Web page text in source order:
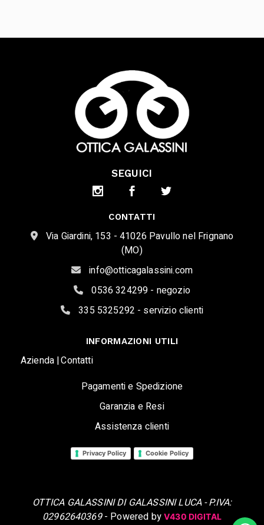
SEGUICI
CONTATTI
Via Giardini, 153 - 41026 Pavullo nel Frignano
(MO)
info@otticagalassini.com
0536 324299 - negozio
335 5325292 - servizio clienti
INFORMAZIONI UTILI
Azienda |Contatti
Pagamenti e Spedizione
Garanzia e Resi
Assistenza clienti
Privacy Policy Cookie Policy
OTTICA GALASSINI DI GALASSINI LUCA - P.IVA:
02962640369- Powered byV430 DIGITAL